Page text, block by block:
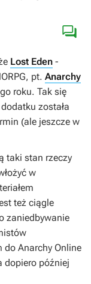

Lost Eden -
pt. Anarchy
roku. Tak się
została
(ale jeszcze w
taki stan rzeczy
w
też ciągle
zaniedbywanie
do Anarchy Online
dopiero później